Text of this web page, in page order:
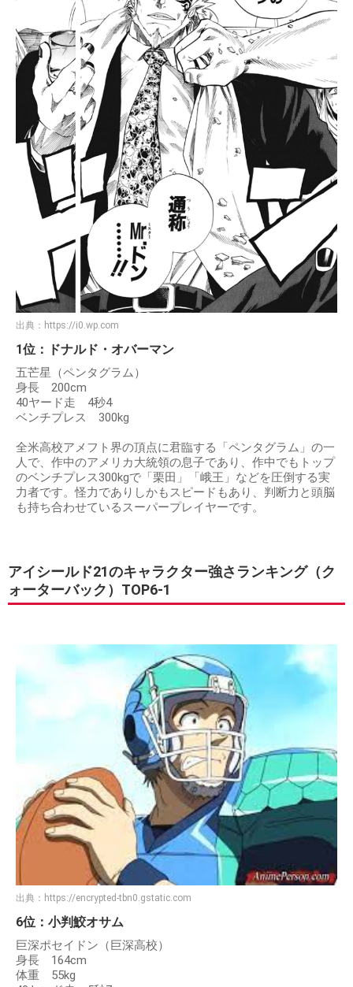
出典： https://i0.wp.com
1位：ドナルド・オバーマン
五芒星（ペンタグラム）
身長 200cm
40ヤード走 4秒4
ベンチプレス 300kg
全米高校アメフト界の頂点に君臨する「ペンタグラム」の一
人で、作中のアメリカ大統領の息子であり、作中でもトップ
のベンチプレス300kgで「栗田」「峨王」などを圧倒する実
力者です。怪力でありしかもスピードもあり、判断力と頭脳
も持ち合わせているスーパープレイヤーです。
アイシールド21のキャラクター強さランキング（ク
ォーターバック）TOP6-1
出典： https://encrypted-tbn0.gstatic.com
6位：小判鮫オサム
巨深ポセイドン（巨深高校）
身長 164cm
体重 55kg